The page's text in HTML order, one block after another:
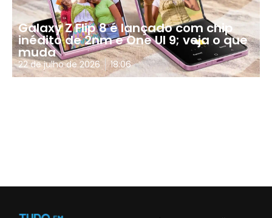
Galaxy Z Flip 8 é lançado com chip
inédito de 2nm e One UI 9; veja o que
muda
22 de julho de 2026 18:06